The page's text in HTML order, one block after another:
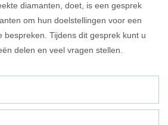
diamanten, doet, is een gesprek
om hun doelstellingen voor een
bespreken. Tijdens dit gesprek kunt u
delen en veel vragen stellen.